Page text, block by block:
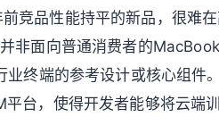
竞品性能持平的新品，很难
非面向普通消费者的
业终端的参考设计或核心组件
台，使得开发者能够将云端